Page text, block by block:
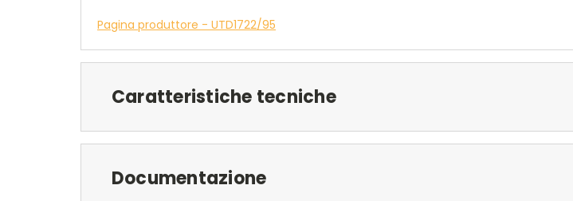
Pagina produttore - UTD1722/95
Caratteristiche tecniche
Documentazione